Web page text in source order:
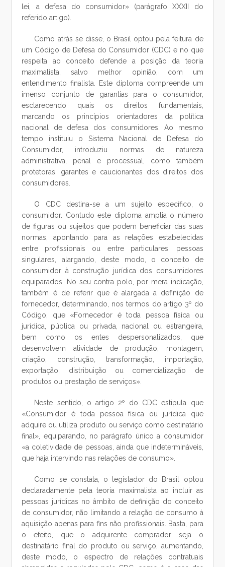
lei, a defesa do consumidor» (parágrafo XXXII do
referido artigo).
Como atrás se disse, o Brasil optou pela feitura de
um Código de Defesa do Consumidor (CDC) e no que
respeita ao conceito defende a posição da teoria
maximalista, salvo melhor opinião, com um
entendimento finalista. Este diploma compreende um
imenso conjunto de garantias para o consumidor,
esclarecendo quais os direitos fundamentais,
marcando os princípios orientadores da política
nacional de defesa dos consumidores. Ao mesmo
tempo instituiu o Sistema Nacional de Defesa do
Consumidor, introduziu normas de natureza
administrativa, penal e processual, como também
protetoras, garantes e caucionantes dos direitos dos
consumidores.
O CDC destina-se a um sujeito específico, o
consumidor. Contudo este diploma amplia o número
de figuras ou sujeitos que podem beneficiar das suas
normas, apontando para as relações estabelecidas
entre profissionais ou entre particulares, pessoas
singulares, alargando, deste modo, o conceito de
consumidor à construção jurídica dos consumidores
equiparados. No seu contra polo, por mera indicação,
também é de referir que é alargada a definição de
fornecedor, determinando, nos termos do artigo 3º do
Código, que «Fornecedor é toda pessoa física ou
jurídica, pública ou privada, nacional ou estrangeira,
bem como os entes despersonalizados, que
desenvolvem atividade de produção, montagem,
criação, construção, transformação, importação,
exportação, distribuição ou comercialização de
produtos ou prestação de serviços».
Neste sentido, o artigo 2º do CDC estipula que
«Consumidor é toda pessoa física ou jurídica que
adquire ou utiliza produto ou serviço como destinatário
final», equiparando, no parágrafo único a consumidor
«a coletividade de pessoas, ainda que indetermináveis,
que haja intervindo nas relações de consumo».
Como se constata, o legislador do Brasil optou
declaradamente pela teoria maximalista ao incluir as
pessoas jurídicas no âmbito de definição do conceito
de consumidor, não limitando a relação de consumo à
aquisição apenas para fins não profissionais. Basta, para
o efeito, que o adquirente comprador seja o
destinatário final do produto ou serviço, aumentando,
deste modo, o espectro de relações contratuais